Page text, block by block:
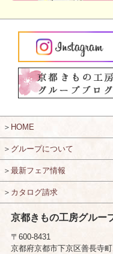
＞ HOME
＞ グループについて
＞ 最新フェア情報
＞ カタログ請求
京都きもの工房グルー
〒600-8431
京都府京都市下京区善長寺